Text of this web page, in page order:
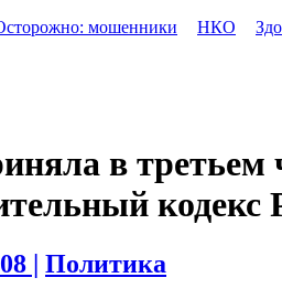
мошенники НКО
в третьем
кодекс
| Политика